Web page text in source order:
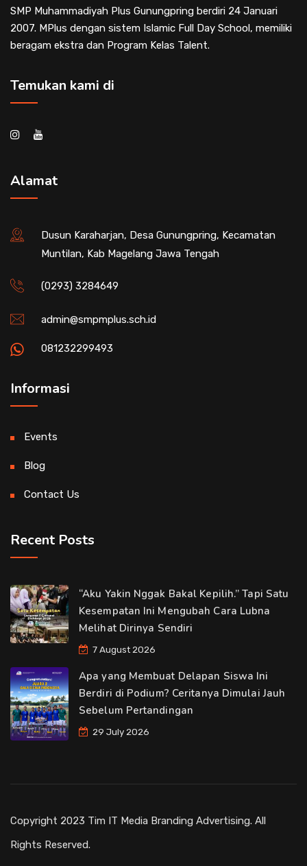
SMP Muhammadiyah Plus Gunungpring berdiri 24 Januari
2007. MPlus dengan sistem Islamic Full Day School, memiliki
beragam ekstra dan Program Kelas Talent.
Temukan kami di
Alamat
Dusun Karaharjan, Desa Gunungpring, Kecamatan
Muntilan, Kab Magelang Jawa Tengah
(0293) 3284649
admin@smpmplus.sch.id
081232299493
Informasi
Events
Blog
Contact Us
Recent Posts
“Aku Yakin Nggak Bakal Kepilih.” Tapi Satu
Kesempatan Ini Mengubah Cara Lubna
Melihat Dirinya Sendiri
7 August 2026
Apa yang Membuat Delapan Siswa Ini
Berdiri di Podium? Ceritanya Dimulai Jauh
Sebelum Pertandingan
29 July 2026
Copyright 2023 Tim IT Media Branding Advertising. All
Rights Reserved.